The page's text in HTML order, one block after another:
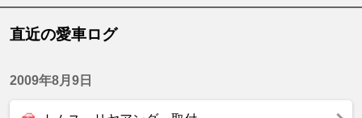
直近の愛車ログ
2009年8月9日